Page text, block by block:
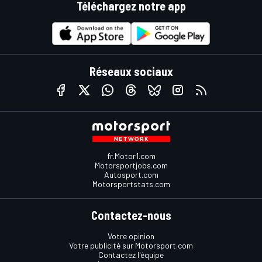
Téléchargez notre app
Réseaux sociaux
fr.Motor1.com
Motorsportjobs.com
Autosport.com
Motorsportstats.com
Contactez-nous
Votre opinion
Votre publicité sur Motorsport.com
Contactez l'équipe